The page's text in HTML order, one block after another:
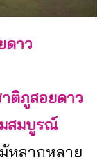
ดาว
ติภูสอยดาว
สมบูรณ์
หลากหลาย